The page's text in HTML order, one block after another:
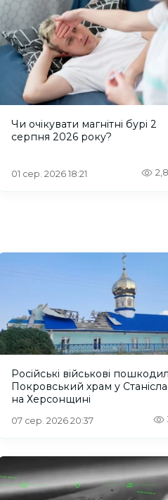
Чи очікувати магнітні бурі 2
серпня 2026 року?
01 сер. 2026 18:21
Російські військові
Покровський храм у
на Херсонщині
07 сер. 2026 20:37